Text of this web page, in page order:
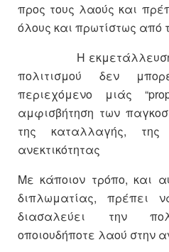
προς τους λαούς και
όλους και πρωτίστως από
Η εκμετάλλευση
πολιτισμού δεν
περιεχόμενο μιάς
αμφισβήτηση των
της καταλλαγής,
ανεκτικότητας
Με κάποιον τρόπο, και
διπλωματίας, πρέπει
διασαλεύει την
οποιουδήποτε λαού στην